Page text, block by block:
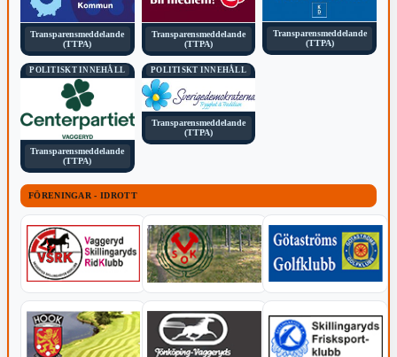
Transparensmeddelande
(TTPA)
Transparensmeddelande
(TTPA)
Transparensmeddelande
(TTPA)
POLITISKT INNEHÅLL
Transparensmeddelande
(TTPA)
POLITISKT INNEHÅLL
Transparensmeddelande
(TTPA)
FÖRENINGAR - IDROTT